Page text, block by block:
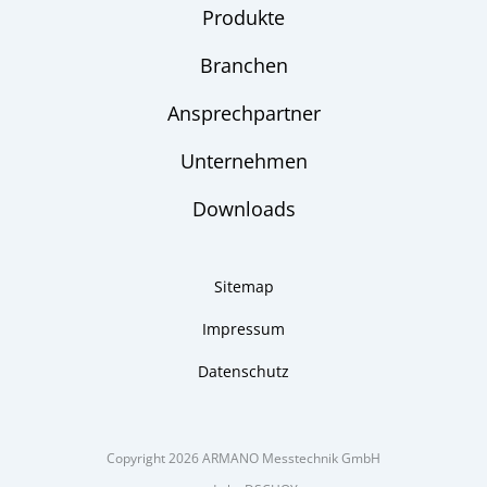
Produkte
Branchen
Ansprechpartner
Unternehmen
Downloads
Sitemap
Impressum
Datenschutz
Copyright 2026 ARMANO Messtechnik GmbH